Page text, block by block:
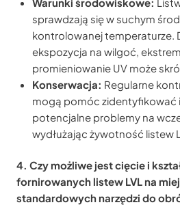
sprawdzają się w suchym
kontrolowanej temperaturze.
ekspozycja na wilgoć,
promieniowanie UV może
Konserwacja: Regularne
mogą pomóc zidentyfikować
potencjalne problemy na
wydłużając żywotność listew
4. Czy możliwe jest cięcie i
fornirowanych listew LVL na
standardowych narzędzi do